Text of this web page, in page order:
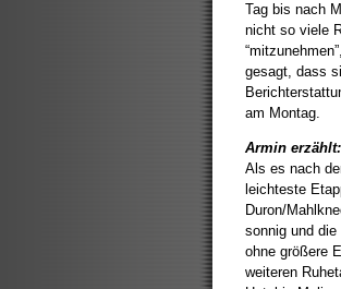
Tag bis nach
nicht so viele
gesagt, dass
am Montag.
Armin erzählt:
Als es nach
leichteste
Duron/
sonnig und
ohne größere
weiteren